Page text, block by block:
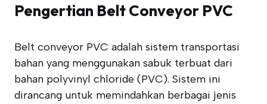
Pengertian Belt Conveyor PVC
Belt conveyor PVC adalah sistem transportasi
bahan yang menggunakan sabuk terbuat dari
bahan polyvinyl chloride (PVC). Sistem ini
dirancang untuk memindahkan berbagai jenis